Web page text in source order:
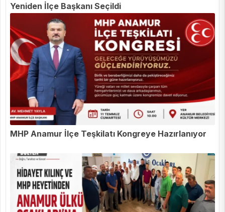
Yeniden İlçe Başkanı Seçildi
MHP Anamur İlçe Teşkilatı Kongreye Hazırlanıyor